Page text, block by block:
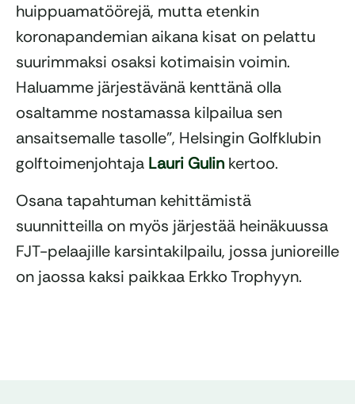
huippuamatöörejä, mutta etenkin
koronapandemian aikana kisat on pelattu
suurimmaksi osaksi kotimaisin voimin.
Haluamme järjestävänä kenttänä olla
osaltamme nostamassa kilpailua sen
ansaitsemalle tasolle”, Helsingin Golfklubin
golftoimenjohtaja Lauri Gulinkertoo.
Osana tapahtuman kehittämistä
suunnitteilla on myös järjestää heinäkuussa
FJT-pelaajille karsintakilpailu, jossa junioreille
on jaossa kaksi paikkaa Erkko Trophyyn.